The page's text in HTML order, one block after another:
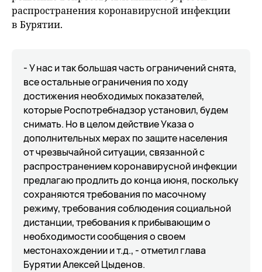
распространения коронавирусной инфекции
в Бурятии.
- У нас и так большая часть ограничений снята,
все остальные ограничения по ходу
достижения необходимых показателей,
которые Роспотребнадзор установил, будем
снимать. Но в целом действие Указа о
дополнительных мерах по защите населения
от чрезвычайной ситуации, связанной с
распространением коронавирусной инфекции
предлагаю продлить до конца июня, поскольку
сохраняются требования по масочному
режиму, требования соблюдения социальной
дистанции, требования к прибывающим о
необходимости сообщения о своем
местонахождении и т.д., - отметил глава
Бурятии Алексей Цыденов.